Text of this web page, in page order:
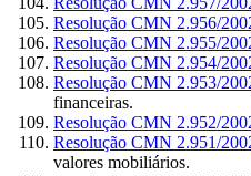
Resolução CMN 2.956/
Resolução CMN 2.955/
Resolução CMN 2.954/
Resolução CMN 2.953/
financeiras.
Resolução CMN 2.952/
Resolução CMN 2.951/
valores mobiliários.